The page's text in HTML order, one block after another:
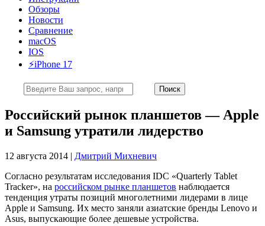
Обзоры
Новости
Сравнение
macOS
IOS
⚡️iPhone 17
Российский рынок планшетов — Apple
и Samsung утратили лидерство
12 августа 2014 | Дмитрий Михневич
Согласно результатам исследования IDC «Quarterly Tablet
Tracker», на российском рынке планшетов наблюдается
тенденция утраты позиций многолетними лидерами в лице
Apple и Samsung. Их место заняли азиатские бренды Lenovo и
Asus, выпускающие более дешевые устройства.